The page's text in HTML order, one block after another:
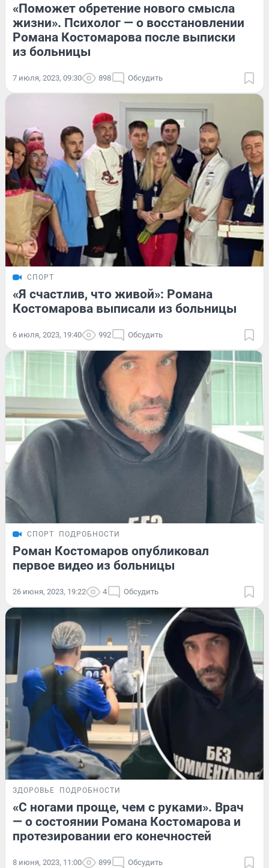
«Поможет обретение нового смысла
жизни». Психолог — о восстановлении
Романа Костомарова после выписки
из больницы
7 июля, 2023, 09:30 898 Обсудить
СПОРТ
«Я счастлив, что живой»: Романа
Костомарова выписали из больницы
6 июля, 2023, 19:40 992 Обсудить
СПОРТ ПОДРОБНОСТИ
Роман Костомаров опубликовал
первое видео из больницы
26 июня, 2023, 19:22 4 Обсудить
ЗДОРОВЬЕ ПОДРОБНОСТИ
«С ногами проще, чем с руками». Врач
— о состоянии Романа Костомарова и
протезировании его конечностей
8 июня, 2023, 11:00 899 Обсудить